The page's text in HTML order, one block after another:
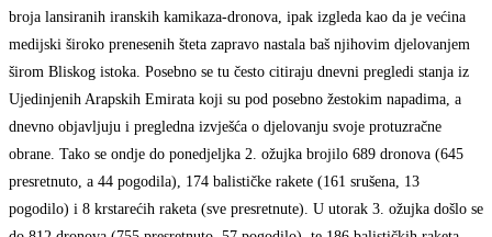
broja lansiranih iranskih kamikaza-dronova, ipak izgleda kao da je većina
medijski široko prenesenih šteta zapravo nastala baš njihovim djelovanjem
širom Bliskog istoka. Posebno se tu često citiraju dnevni pregledi stanja iz
Ujedinjenih Arapskih Emirata koji su pod posebno žestokim napadima, a
dnevno objavljuju i pregledna izvješća o djelovanju svoje protuzračne
obrane. Tako se ondje do ponedjeljka 2. ožujka brojilo 689 dronova (645
presretnuto, a 44 pogodila), 174 balističke rakete (161 srušena, 13
pogodilo) i 8 krstarećih raketa (sve presretnute). U utorak 3. ožujka došlo se